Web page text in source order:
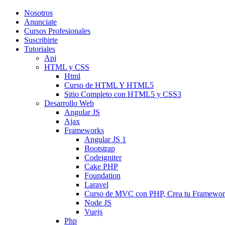
Nosotros
Anunciate
Cursos Profesionales
Suscribirte
Tutoriales
Api
HTML y CSS
Html
Curso de HTML Y HTML5
Sitio Completo con HTML5 y CSS3
Desarrollo Web
Angular JS
Ajax
Frameworks
Angular JS 1
Bootstrap
Codeigniter
Cake PHP
Foundation
Laravel
Curso de MVC con PHP, Crea tu
Node JS
Vuejs
Php